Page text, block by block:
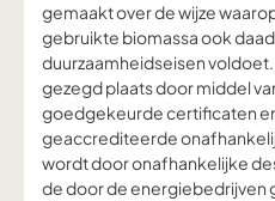
gemaakt over de wijze
gebruikte biomassa ook
duurzaamheidseisen
gezegd plaats door middel
goedgekeurde certificaten
geaccrediteerde
wordt door onafhankelijke
de door de energiebedrijven